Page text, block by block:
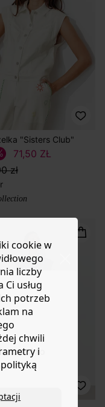
to
?
"Sisters Club"
71,50 ZŁ
zł
cookie w
liczby
usług
potrzeb
na
chwili
i